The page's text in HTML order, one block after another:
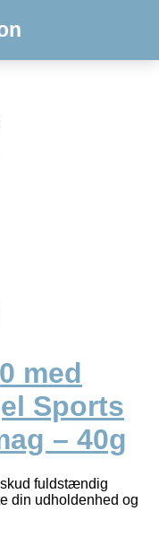
med
Sports
– 40g
fuldstændig
din udholdenhed og